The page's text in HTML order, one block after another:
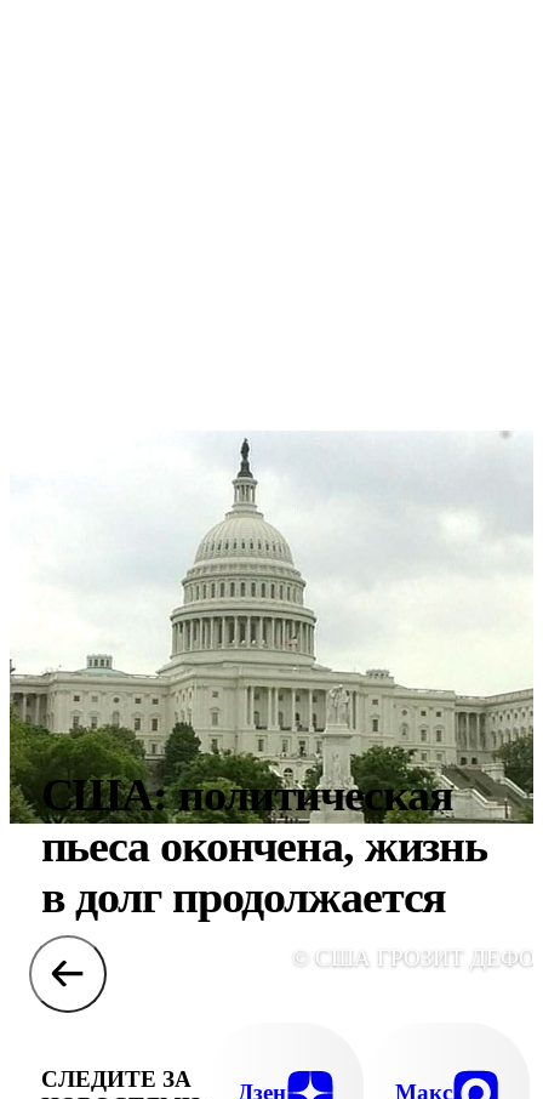
США: политическая
пьеса окончена, жизнь
в долг продолжается
© США ГРОЗИТ
СЛЕДИТЕ ЗА
Дзен Макс